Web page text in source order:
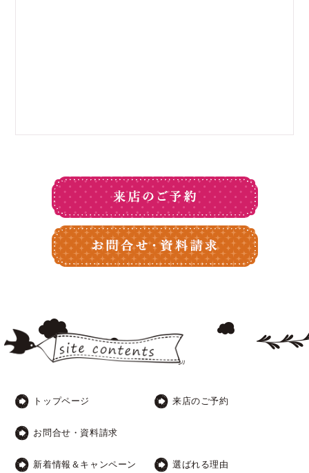
トップページ 来店のご予約
お問合せ・資料請求
新着情報＆キャンペーン 選ばれる理由